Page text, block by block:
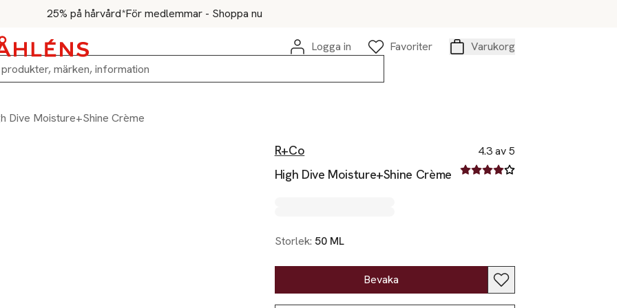
25% på hårvård*För medlemmar - Shoppa nu
Logga in
Favoriter
Varukorg
Dive Moisture+Shine Crème
R+Co
High Dive Moisture+Shine Crème
4.3 av 5
4.3 av fem stjärnor
Storlek: 50 ML
Bevaka